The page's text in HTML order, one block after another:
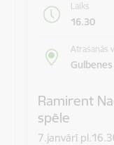
Laiks
16.30
Atrašanās
Ramirent
spēle
7.janvārī